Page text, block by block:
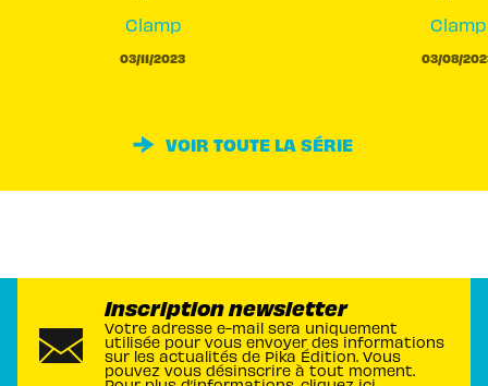
Clamp
03/11/2023
Clamp
03/08/
VOIR TOUTE LA SÉRIE
Inscription newsletter
Votre adresse e-mail sera uniquement
utilisée pour vous envoyer des informations
sur les actualités de Pika Édition. Vous
pouvez vous désinscrire à tout moment.